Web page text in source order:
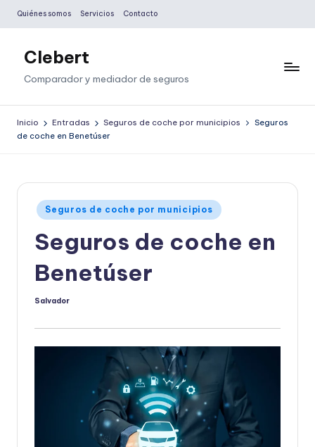
Saltar
contenido
Quiénes somos Servicios Contacto
Clebert
Comparador y mediador de seguros
Inicio Entradas Seguros de coche por municipios
Seguros
de coche en Benetúser
Publicado
en
Seguros de coche por municipios
Seguros de coche en
Benetúser
Publicado
Salvador